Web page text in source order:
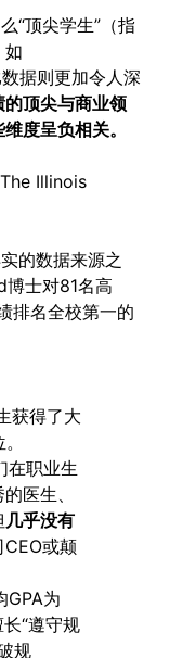
“顶尖学生”（指
如
据则更加令人深
的顶尖与商业领
度呈负相关。
Illinois
的数据来源之
士对81名高
排名全校第一的
获得了大
在职业生
医生、
几乎没有
或颠
GPA为
“遵守规
规